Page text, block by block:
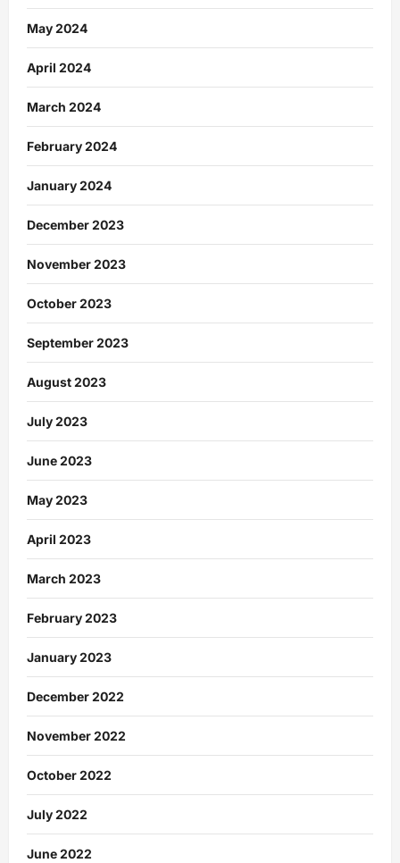
May 2024
April 2024
March 2024
February 2024
January 2024
December 2023
November 2023
October 2023
September 2023
August 2023
July 2023
June 2023
May 2023
April 2023
March 2023
February 2023
January 2023
December 2022
November 2022
October 2022
July 2022
June 2022